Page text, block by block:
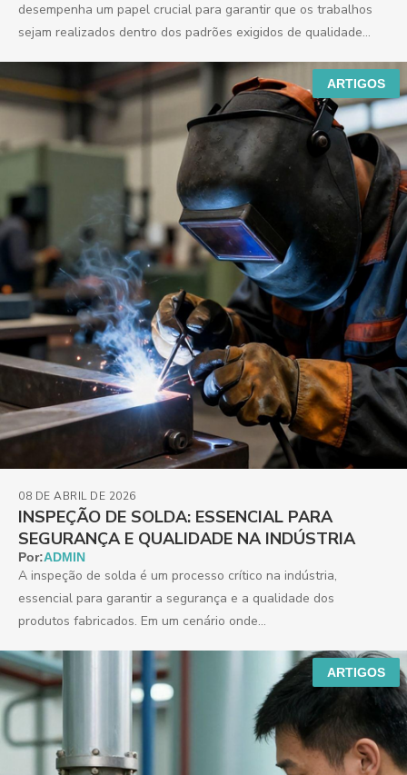
desempenha um papel crucial para garantir que os trabalhos
sejam realizados dentro dos padrões exigidos de qualidade...
ARTIGOS
INSPEÇÃO DE SOLDA: ESSENCIAL PARA
SEGURANÇA E QUALIDADE NA INDÚSTRIA
08 DE ABRIL DE 2026
Por:ADMIN
A inspeção de solda é um processo crítico na indústria,
essencial para garantir a segurança e a qualidade dos
produtos fabricados. Em um cenário onde...
ARTIGOS